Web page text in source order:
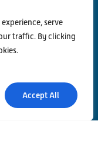
serve
traffic. By clicking
Accept All